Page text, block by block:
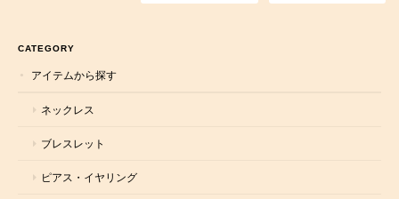
CATEGORY
アイテムから探す
ネックレス
ブレスレット
ピアス・イヤリング